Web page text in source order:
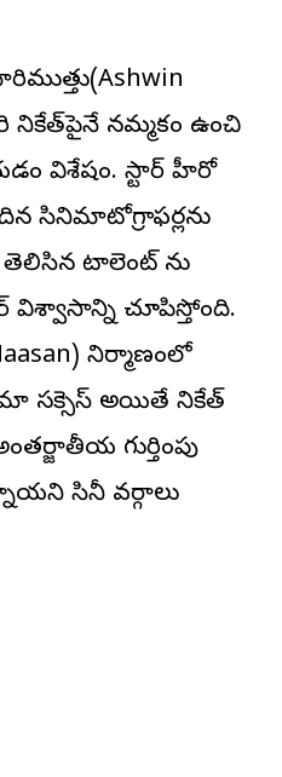
నమ్మకం ఉంచి
విశేషం. స్టార్ హీరో
సినిమాటోగ్రాఫర్లను
తెలిసిన టాలెంట్ ను
విశ్వాసాన్ని చూపిస్తోంది.
నిర్మాణంలో
స‌క్సెస్ అయితే నికేత్
గుర్తింపు
సినీ వర్గాలు